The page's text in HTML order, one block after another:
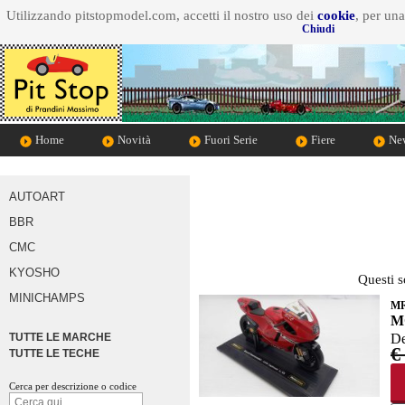
Utilizzando pitstopmodel.com, accetti il nostro uso dei cookie, per
Chiudi
Home Novità Fuori Serie Fiere
AUTOART
BBR
CMC
KYOSHO
MINICHAMPS
TUTTE LE MARCHE
TUTTE LE TECHE
Cerca per descrizione o codice
Questi
€